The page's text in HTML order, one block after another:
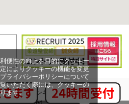
便性の向上を目的にクッキー
によりクッキーの機能を変更
ライバシーポリシーについて
いただく際には、クッキーの
ます。
ルアンドサンキュー株式会社,